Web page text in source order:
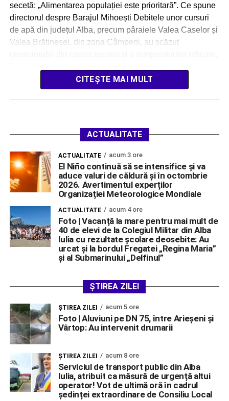
secetă: „Alimentarea populației este prioritară”. Ce spune
directorul despre Barajul Mihoești Debitele unor cursuri
de apă din județul Alba, precum pâraiele Valea Caselor și
Valea Brătinesei, din zona Câmpeni, au scăzut
CITEȘTE MAI MULT
ACTUALITATE
ACTUALITATE acum 3 ore
El Niño continuă să se intensifice și va
aduce valuri de căldură și în octombrie
2026. Avertimentul experților
Organizației Meteorologice Mondiale
ACTUALITATE acum 4 ore
Foto | Vacanță la mare pentru mai mult de
40 de elevi de la Colegiul Militar din Alba
Iulia cu rezultate școlare deosebite: Au
urcat și la bordul Fregatei „Regina Maria”
și al Submarinului „Delfinul”
ȘTIREA ZILEI
ŞTIREA ZILEI acum 5 ore
Foto | Aluviuni pe DN 75, între Arieșeni și
Vârtop: Au intervenit drumarii
ŞTIREA ZILEI acum 8 ore
Serviciul de transport public din Alba
Iulia, atribuit ca măsură de urgență altui
operator! Vot de ultimă oră în cadrul
ședinței extraordinare de Consiliu Local